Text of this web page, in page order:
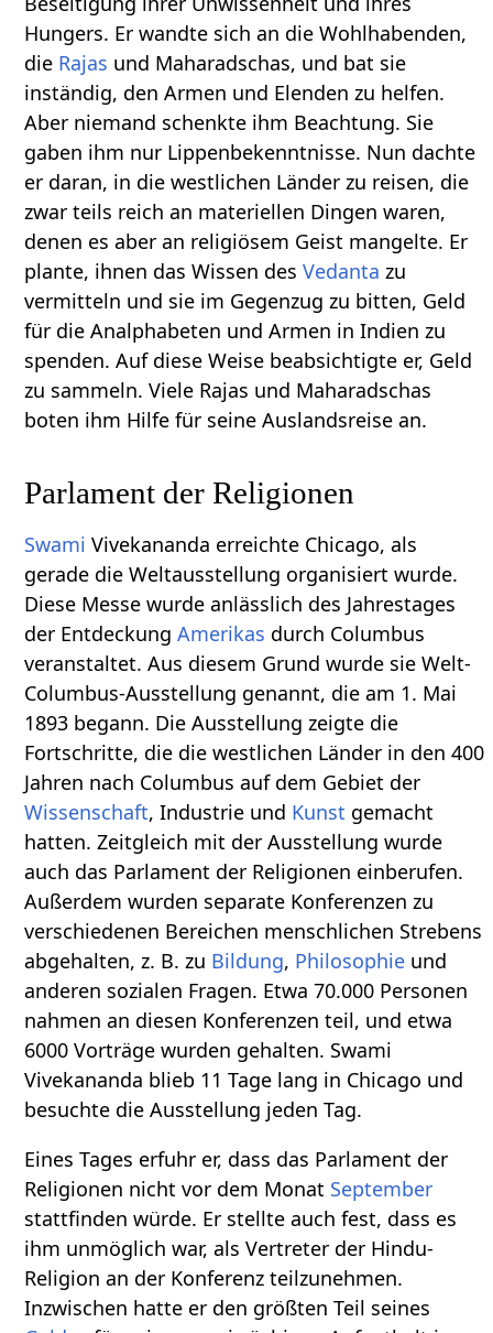
Hungers. Er wandte sich an die Wohlhabenden,
die Rajas und Maharadschas, und bat sie
inständig, den Armen und Elenden zu helfen.
Aber niemand schenkte ihm Beachtung. Sie
gaben ihm nur Lippenbekenntnisse. Nun dachte
er daran, in die westlichen Länder zu reisen, die
zwar teils reich an materiellen Dingen waren,
denen es aber an religiösem Geist mangelte. Er
plante, ihnen das Wissen desVedanta zu
vermitteln und sie im Gegenzug zu bitten, Geld
für die Analphabeten und Armen in Indien zu
spenden. Auf diese Weise beabsichtigte er, Geld
zu sammeln. Viele Rajas und Maharadschas
boten ihm Hilfe für seine Auslandsreise an.
Parlament der Religionen
Swami Vivekananda erreichte Chicago, als
gerade die Weltausstellung organisiert wurde.
Diese Messe wurde anlässlich des Jahrestages
der EntdeckungAmerikas durch Columbus
veranstaltet. Aus diesem Grund wurde sie Welt-
Columbus-Ausstellung genannt, die am 1. Mai
1893 begann. Die Ausstellung zeigte die
Fortschritte, die die westlichen Länder in den 400
Jahren nach Columbus auf dem Gebiet der
Wissenschaft, Industrie und Kunst gemacht
hatten. Zeitgleich mit der Ausstellung wurde
auch das Parlament der Religionen einberufen.
Außerdem wurden separate Konferenzen zu
verschiedenen Bereichen menschlichen Strebens
abgehalten, z. B. zu Bildung, Philosophie und
anderen sozialen Fragen. Etwa 70.000 Personen
nahmen an diesen Konferenzen teil, und etwa
6000 Vorträge wurden gehalten. Swami
Vivekananda blieb 11 Tage lang in Chicago und
besuchte die Ausstellung jeden Tag.
Eines Tages erfuhr er, dass das Parlament der
Religionen nicht vor dem Monat September
stattfinden würde. Er stellte auch fest, dass es
ihm unmöglich war, als Vertreter der Hindu-
Religion an der Konferenz teilzunehmen.
Inzwischen hatte er den größten Teil seines